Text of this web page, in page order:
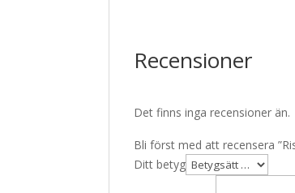
Recensioner
Det finns inga recensioner än.
Bli först med att recensera
Ditt betyg